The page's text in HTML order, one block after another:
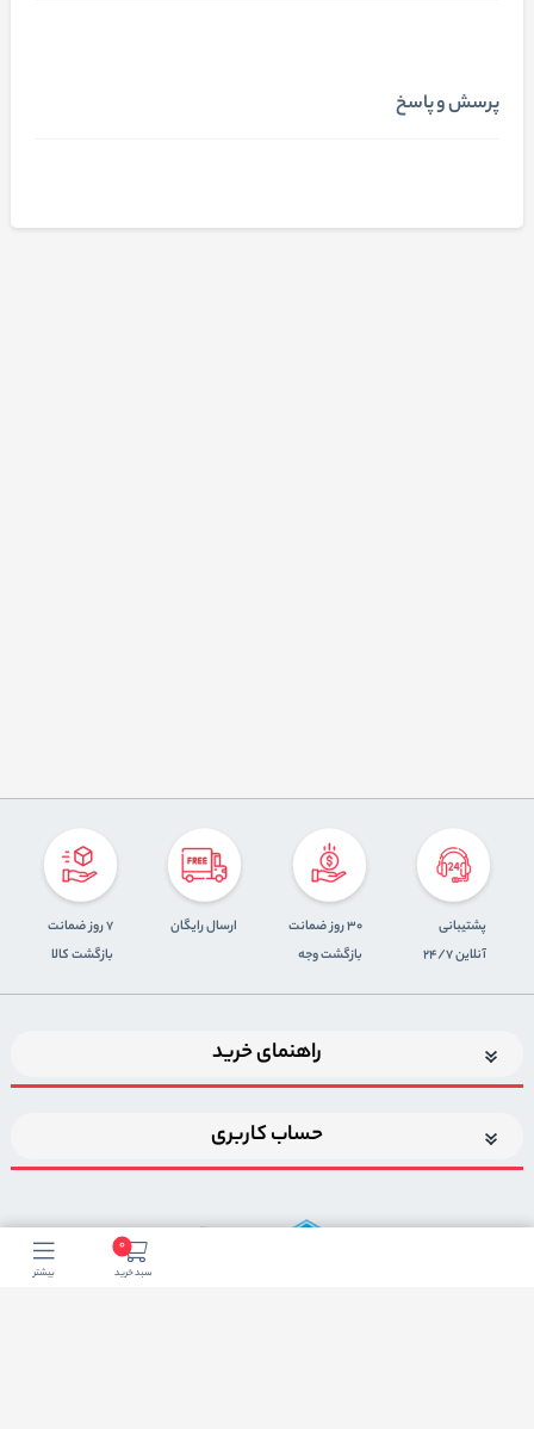
پرسش و پاسخ
0
سبد خرید بیشتر
پشتیبانی
آنلاین 24/7
30 روز ضمانت
بازگشت وجه
ارسال رایگان
7 روز ضمانت
بازگشت کالا
راهنمای خرید
حساب کاربری